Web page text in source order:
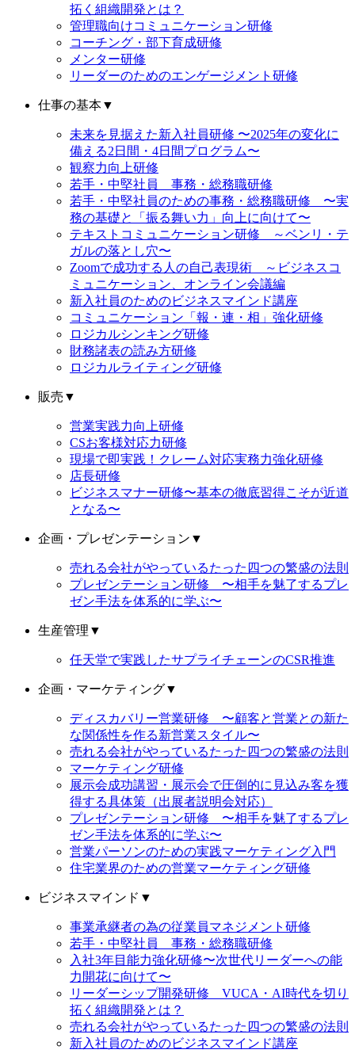
拓く組織開発とは？
管理職向けコミュニケーション研修
コーチング・部下育成研修
メンター研修
リーダーのためのエンゲージメント研修
仕事の基本▼
未来を見据えた新入社員研修 〜2025年の変化に
備える2日間・4日間プログラム〜
観察力向上研修
若手・中堅社員 事務・総務職研修
若手・中堅社員のための事務・総務職研修 〜実
務の基礎と「振る舞い力」向上に向けて〜
テキストコミュニケーション研修 ～ベンリ・テ
ガルの落とし穴〜
Zoomで成功する人の自己表現術 ～ビジネスコ
ミュニケーション、オンライン会議編
新入社員のためのビジネスマインド講座
コミュニケーション「報・連・相」強化研修
ロジカルシンキング研修
財務諸表の読み方研修
ロジカルライティング研修
販売 ▼
営業実践力向上研修
CSお客様対応力研修
現場で即実践！クレーム対応実務力強化研修
店長研修
ビジネスマナー研修〜基本の徹底習得こそが近道
となる〜
企画・プレゼンテーション ▼
売れる会社がやっているたった四つの繁盛の法則
プレゼンテーション研修 〜相手を魅了するプレ
ゼン手法を体系的に学ぶ〜
生産管理 ▼
任天堂で実践したサプライチェーンのCSR推進
企画・マーケティング▼
ディスカバリー営業研修 〜顧客と営業との新た
な関係性を作る新営業スタイル〜
売れる会社がやっているたった四つの繁盛の法則
マーケティング研修
展示会成功講習・展示会で圧倒的に見込み客を獲
得する具体策（出展者説明会対応）
プレゼンテーション研修 〜相手を魅了するプレ
ゼン手法を体系的に学ぶ〜
営業パーソンのための実践マーケティング入門
住宅業界のための営業マーケティング研修
ビジネスマインド ▼
事業承継者の為の従業員マネジメント研修
若手・中堅社員 事務・総務職研修
入社3年目能力強化研修〜次世代リーダーへの能
力開花に向けて〜
リーダーシップ開発研修 VUCA・AI時代を切り
拓く組織開発とは？
売れる会社がやっているたった四つの繁盛の法則
新入社員のためのビジネスマインド講座